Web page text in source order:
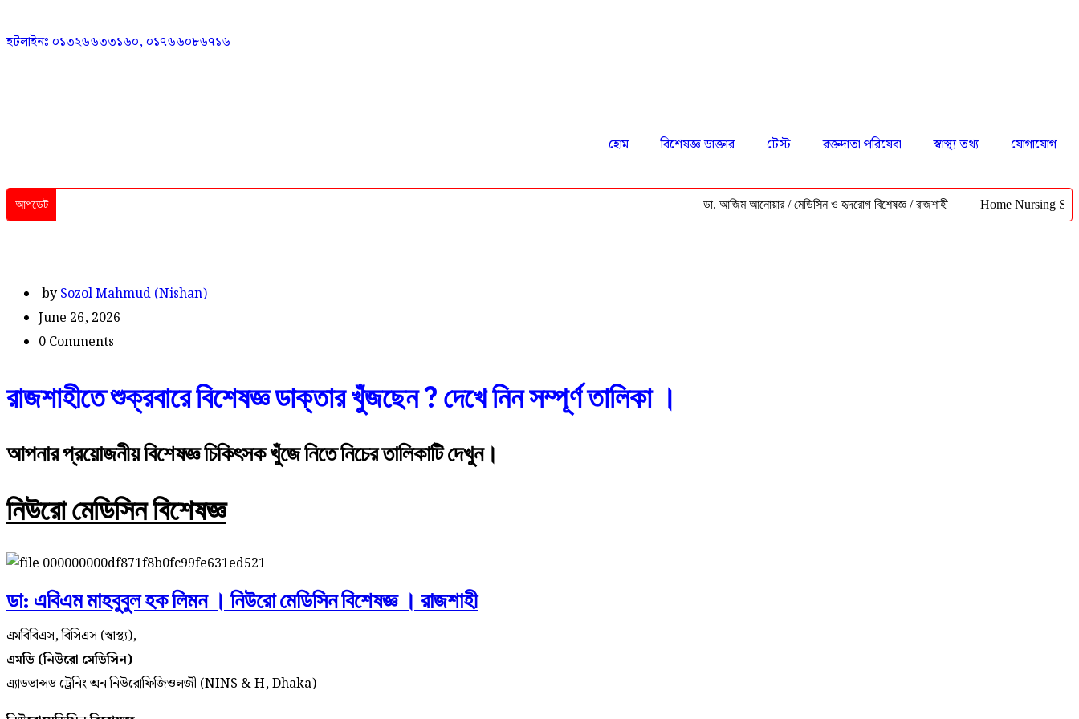
হটলাইনঃ ০১৩২৬৬৩৩১৬০, ০১৭৬৬০৮৬৭১৬
হোম বিশেষজ্ঞ ডাক্তার টেস্ট রক্তদাতা পরিষেবা স্বাস্থ্য তথ্য যোগাযোগ
আপডেট ডা. আজিম আনোয়ার / মেডিসিন ও হৃদরোগ বিশেষজ্ঞ / রাজশাহী Home Nursing Service
bySozol Mahmud (Nishan)
June 26, 2026
0 Comments
রাজশাহীতে শুক্রবারে বিশেষজ্ঞ ডাক্তার খুঁজছেন ? দেখে নিন সম্পূর্ণ তালিকা ।
আপনার প্রয়োজনীয় বিশেষজ্ঞ চিকিৎসক খুঁজে নিতে নিচের তালিকাটি দেখুন।
নিউরো মেডিসিন বিশেষজ্ঞ
ডা: এবিএম মাহবুবুল হক লিমন । নিউরো মেডিসিন বিশেষজ্ঞ । রাজশাহী
এমবিবিএস, বিসিএস (স্বাস্থ্য),
এমডি (নিউরো মেডিসিন)
এ্যাডভান্সড ট্রেনিং অন নিউরোফিজিওলজী (NINS & H, Dhaka)